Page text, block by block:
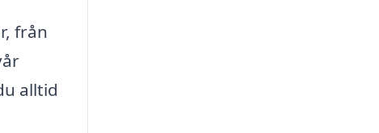
från
alltid